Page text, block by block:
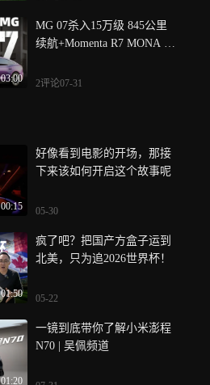
03:00
MG 07杀入15万级 845公里
续航+Momenta R7 MONA L0
2评论07-31
00:15
好像看到电影的开场，那接
下来该如何开启这个故事呢
05-30
01:50
疯了吧？把国产方盒子运到
北美，只为追2026世界杯！
05-22
01:20
一镜到底带你了解小米澎程
N70 | 吴佩频道